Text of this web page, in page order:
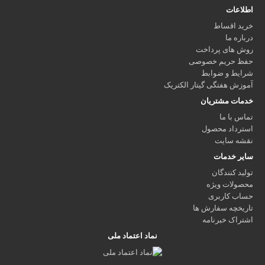
اطلاعات
خرید اقساط
درباره ما
روش های پرداخت
حفظ حریم خصوصی
شرایط و ضوابط
آموزش هفتگی گیتار الکتریک
خدمات مشتریان
تماس با ما
استرداد محصول
نقشه سایت
سایر خدمات
تولید کنندگان
محصولات ویژه
حساب کاربری
تاریخچه سفارش ها
اشتراک خبرنامه
نماد اعتماد ملی